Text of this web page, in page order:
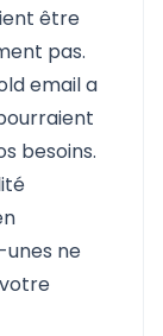
être
pas.
email a
besoins.
ne